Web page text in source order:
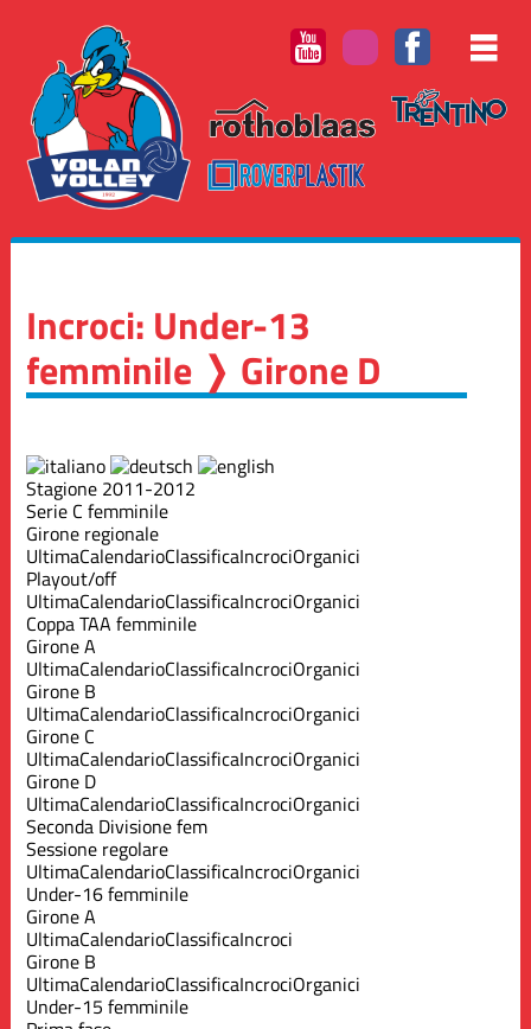
Incroci: Under-13
femminile ❭ Girone D
Stagione 2011-2012
Serie C femminile
Girone regionale
UltimaCalendarioClassificaIncrociOrganici
Playout/off
UltimaCalendarioClassificaIncrociOrganici
Coppa TAA femminile
Girone A
UltimaCalendarioClassificaIncrociOrganici
Girone B
UltimaCalendarioClassificaIncrociOrganici
Girone C
UltimaCalendarioClassificaIncrociOrganici
Girone D
UltimaCalendarioClassificaIncrociOrganici
Seconda Divisione fem
Sessione regolare
UltimaCalendarioClassificaIncrociOrganici
Under-16 femminile
Girone A
UltimaCalendarioClassificaIncroci
Girone B
UltimaCalendarioClassificaIncrociOrganici
Under-15 femminile